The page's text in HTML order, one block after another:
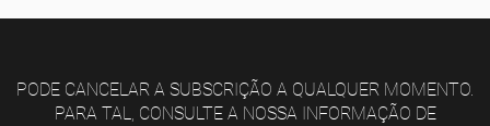
PODE CANCELAR A SUBSCRIÇÃO A QUALQUER MOMENTO.
PARA TAL, CONSULTE A NOSSA INFORMAÇÃO DE